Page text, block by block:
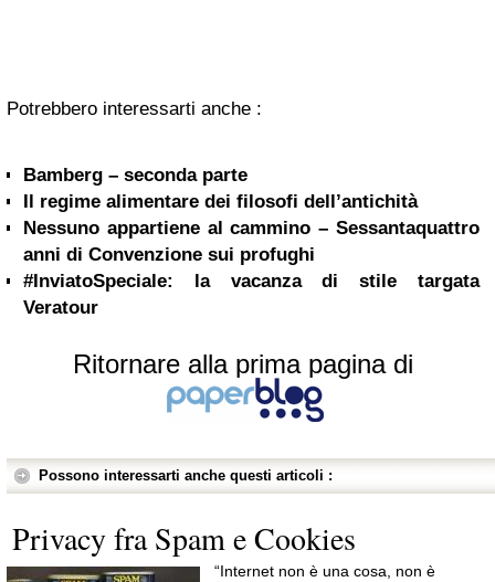
Potrebbero interessarti anche :
Bamberg – seconda parte
Il regime alimentare dei filosofi dell’antichità
Nessuno appartiene al cammino – Sessantaquattro
anni di Convenzione sui profughi
#InviatoSpeciale: la vacanza di stile targata
Veratour
Ritornare alla prima pagina di
Possono interessarti anche questi articoli :
Privacy fra Spam e Cookies
“Internet non è una cosa, non è